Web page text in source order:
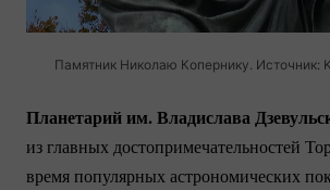
Памятник Николаю Копернику. Источник:
Планетарий им. Владислава
из главных достопримечательностей
время популярных астрономических